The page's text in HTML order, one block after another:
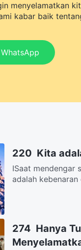
menyelamatkan
kabar baik
220 Kita
ISaat mendengar
adalah
274 Hanya